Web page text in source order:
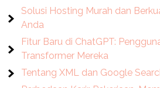
Solusi Hosting Murah dan
Anda
Fitur Baru di ChatGPT:
Transformer Mereka
Tentang XML dan Google